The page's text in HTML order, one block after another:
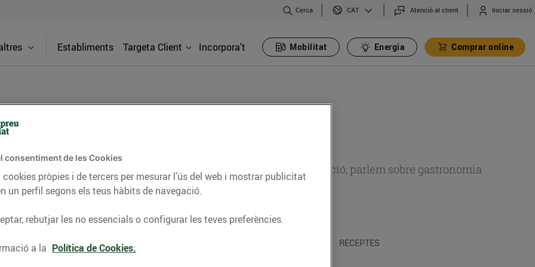
Cerca CAT Atenció al client Iniciar sessió
Establiments Targeta Client Incorpora't Mobilitat Energia Comprar online
consells nutricionals, informació d’actualitat sobre alimentació, parlem sobre gastronomia
del nostre territori i molts altres temes.
CONSELLS I HÀBITS SALUDABLES RECEPTES
consentiment de les Cookies
pròpies i de tercers per mesurar l’ús del web i mostrar publicitat
un perfil segons els teus hàbits de navegació.
rebutjar les no essencials o configurar les teves preferències.
a la Política de Cookies.